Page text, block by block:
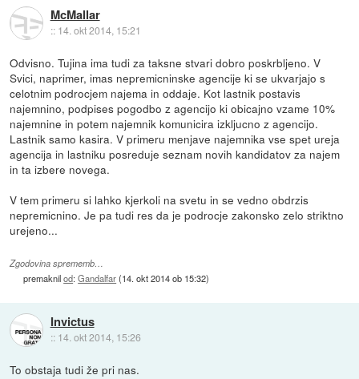
McMallar
:: 14. okt 2014, 15:21
Odvisno. Tujina ima tudi za taksne stvari dobro poskrbljeno. V
Svici, naprimer, imas nepremicninske agencije ki se ukvarjajo s
celotnim podrocjem najema in oddaje. Kot lastnik postavis
najemnino, podpises pogodbo z agencijo ki obicajno vzame 10%
najemnine in potem najemnik komunicira izkljucno z agencijo.
Lastnik samo kasira. V primeru menjave najemnika vse spet ureja
agencija in lastniku posreduje seznam novih kandidatov za najem
in ta izbere novega.
V tem primeru si lahko kjerkoli na svetu in se vedno obdrzis
nepremicnino. Je pa tudi res da je podrocje zakonsko zelo striktno
urejeno...
Zgodovina sprememb…
premaknilod:Gandalfar(14. okt 2014 ob 15:32)
Invictus
:: 14. okt 2014, 15:26
To obstaja tudi že pri nas.